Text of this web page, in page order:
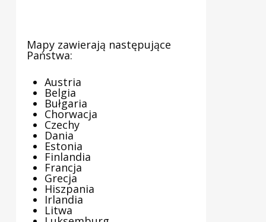
Mapy zawierają następujące
Państwa:
Austria
Belgia
Bułgaria
Chorwacja
Czechy
Dania
Estonia
Finlandia
Francja
Grecja
Hiszpania
Irlandia
Litwa